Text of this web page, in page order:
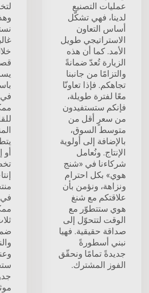
عمليات التصنيع
لدينا، فهي تشكّل
أساس التعاون
الاستراتيجي طويل
الأمد. كما أن هذه
الزيارة تُعدّ ضمانةً
والتزامًا من جانبنا
تجاهكم. فإذا تعاونّا
معًا لفترة طويلة،
فإنكم ستستفيدون
من سعرٍ أقل من
متوسط السوق،
بالإضافة إلى أولوية
الإنتاج. ونُعامل
شركاءنا في «شنج
هوي» بكل احترام
ونزاهة، ونؤمن بأن
علاقتكم مع شنغ
هوي ستتطوّر مع
الوقت لتتحوّل إلى
صداقة حقيقية. فهيا
نبني أسطورةً
جديدةً تمامًا ونحقّق
الفوز المشترك.
أو